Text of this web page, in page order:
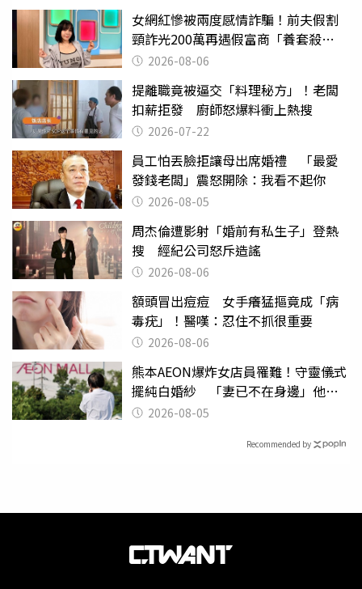
女網紅慘被兩度感情詐騙！前夫假割
頸詐光200萬再遇假富商「養套殺
2000萬」
2026-08-06
提離職竟被逼交「料理秘方」！老闆
扣薪拒發 廚師怒爆料衝上熱搜
2026-07-22
員工怕丟臉拒讓母出席婚禮 「最愛
發錢老闆」震怒開除：我看不起你
2026-08-05
周杰倫遭影射「婚前有私生子」登熱
搜 經紀公司怒斥造謠
2026-08-06
額頭冒出痘痘 女手癢猛摳竟成「病
毒疣」！醫嘆：忍住不抓很重要
2026-08-06
熊本AEON爆炸女店員罹難！守靈儀式
擺純白婚紗 「妻已不在身邊」他淚
喊：無法想像
2026-08-05
Recommended by